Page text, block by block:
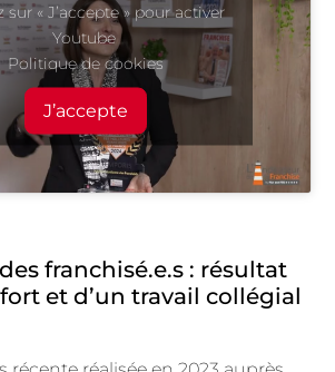
sur « J’accepte » pour activer
Youtube
Politique de cookies
J’accepte
franchisé.e.s : résultat
et d’un travail collégial